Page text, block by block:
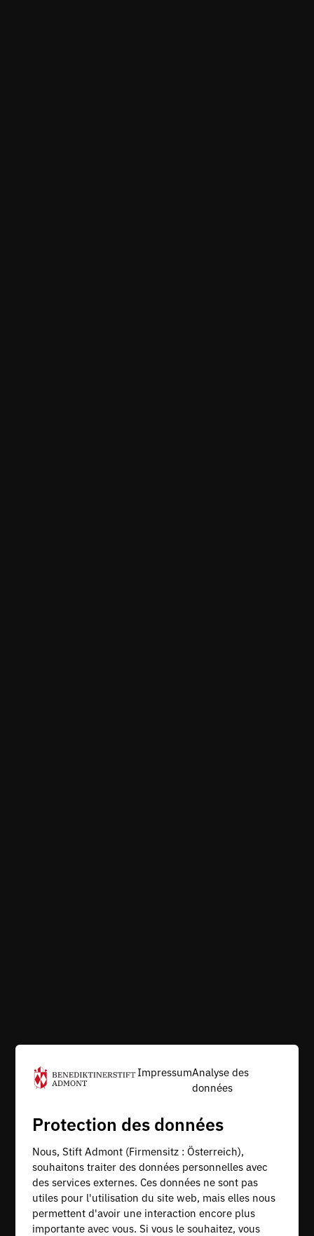
ImpressumAnalyse des
données
Protection des données
Nous, Stift Admont (Firmensitz : Österreich),
souhaitons traiter des données personnelles avec
des services externes. Ces données ne sont pas
utiles pour l'utilisation du site web, mais elles nous
permettent d'avoir une interaction encore plus
importante avec vous. Si vous le souhaitez, vous